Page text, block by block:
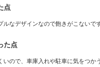
点
ルなデザインなので飽きがこないで
た点
いので、車庫入れや駐車に気をつ